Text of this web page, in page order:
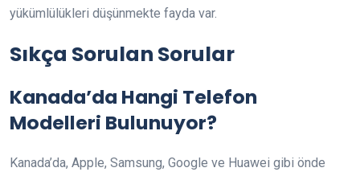
yükümlülükleri düşünmekte fayda var.
Sıkça Sorulan Sorular
Kanada’da Hangi Telefon
Modelleri Bulunuyor?
Kanada’da, Apple, Samsung, Google ve Huawei gibi önde